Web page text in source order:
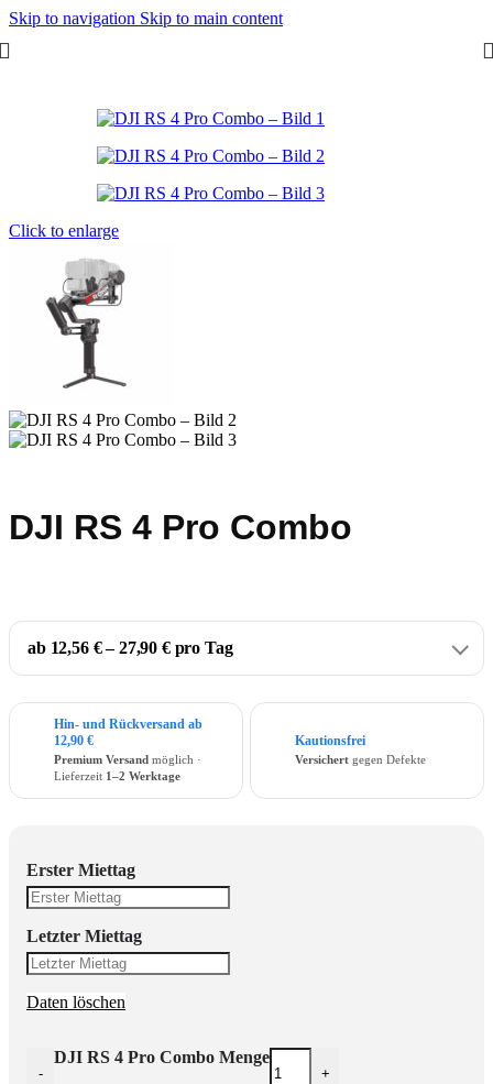
Skip to navigation Skip to main content
Click to enlarge
DJI RS 4 Pro Combo
ab 12,56 € – 27,90 € pro Tag
Hin- und Rückversand ab
12,90 €
Premium Versand möglich ·
Lieferzeit 1–2 Werktage
Kautionsfrei
Versichert gegen Defekte
Erster Miettag
Letzter Miettag
Daten löschen
-
DJI RS 4 Pro Combo Menge
+